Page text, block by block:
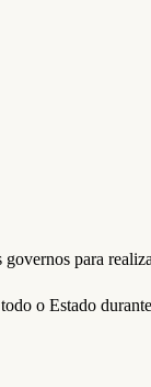
para
o Estado